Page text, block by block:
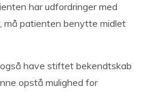
har udfordringer med
må patienten benytte midlet
have stiftet bekendtskab
opstå mulighed for